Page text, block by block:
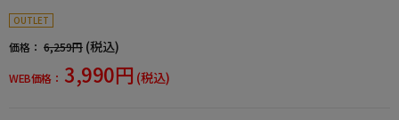
OUTLET
価格： 6,259円 (税込)
WEB価格： 3,990円 (税込)